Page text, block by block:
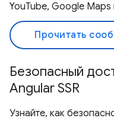
YouTube, Google
Прочитать
Безопасный
Angular SSR
Узнайте, как